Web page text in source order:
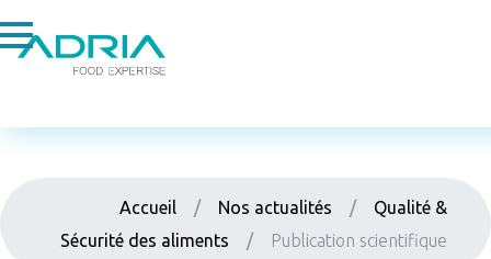
Accueil / Nos actualités /
Qualité &
Sécurité des aliments
/ Publication scientifique